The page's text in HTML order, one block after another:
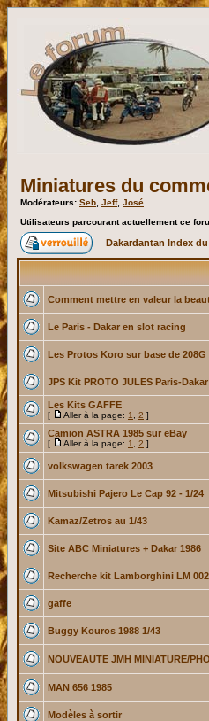
Miniatures du
Modérateurs: Seb Jeff, José
Utilisateurs parcourant actuellement ce
Dakardantan Index
Comment mettre en valeur la
Le Paris - Dakar en slot racing
Les Protos Koro sur base de 208G
JPS Kit PROTO JULES Paris-Dakar
Les Kits GAFFE
[ Aller à la page: 1 2 ]
Camion ASTRA 1985 sur eBay
[ Aller à la page: 1 2 ]
volkswagen tarek 2003
Mitsubishi Pajero Le Cap 92 - 1/24
Kamaz/Zetros au 1/43
Site ABC Miniatures + Dakar 1986
Recherche kit Lamborghini LM 002
gaffe
Buggy Kouros 1988 1/43
NOUVEAUTE JMH MINIATURE/
MAN 656 1985
Modèles à sortir